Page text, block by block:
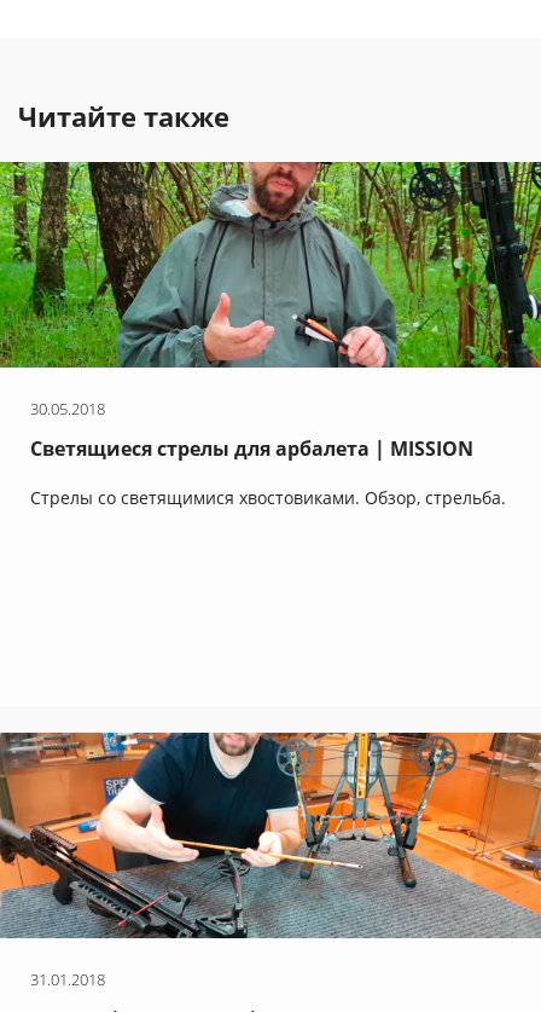
Читайте также
30.05.2018
Светящиеся стрелы для арбалета | MISSION
Стрелы со светящимися хвостовиками. Обзор, стрельба.
31.01.2018